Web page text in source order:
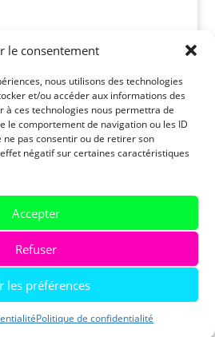
le consentement
nous utilisons des technologies
et/ou accéder aux informations des
à ces technologies nous permettra de
le comportement de navigation ou les ID
ne pas consentir ou de retirer son
négatif sur certaines caractéristiques
Accepter
Refuser
les préférences
Politique de confidentialité
Devenir membre
Dettes, 2026 | Webdesign
Studio